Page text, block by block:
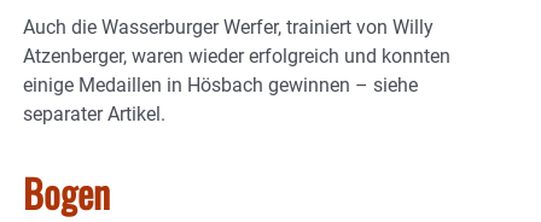
Auch die Wasserburger Werfer, trainiert von Willy
Atzenberger, waren wieder erfolgreich und konnten
einige Medaillen in Hösbach gewinnen – siehe
separater Artikel.
Bogen